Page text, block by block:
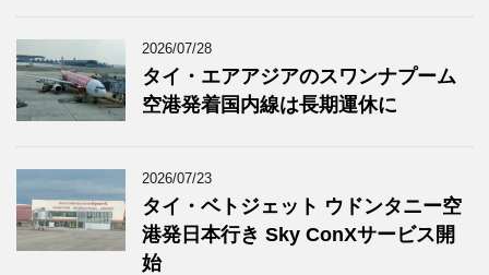
2026/07/28
タイ・エアアジアのスワンナプーム
空港発着国内線は長期運休に
2026/07/23
タイ・ベトジェット ウドンタニー空
港発日本行き Sky ConXサービス開
始